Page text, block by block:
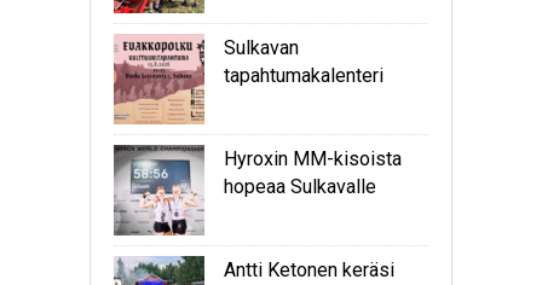
Sulkavan
tapahtumakalenteri
Hyroxin MM-kisoista
hopeaa Sulkavalle
Antti Ketonen keräsi